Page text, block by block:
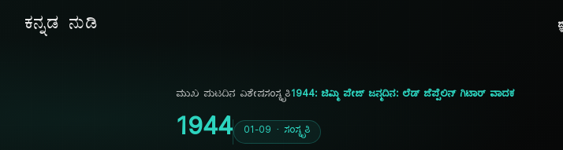
ಕನ್ನಡ ನುಡಿ
ಮುಖ ಪುಟದಿನ ವಿಶೇಷಸಂಸ್ಕೃತಿ1944: ಜಿಮ್ಮಿ ಪೇಜ್ ಜನ್ಮದಿನ: ಲೆಡ್ ಜೆಪ್ಪೆಲಿನ್ ಗಿಟಾರ್ ವಾದಕ
1944 01-09 · ಸಂಸ್ಕೃತಿ